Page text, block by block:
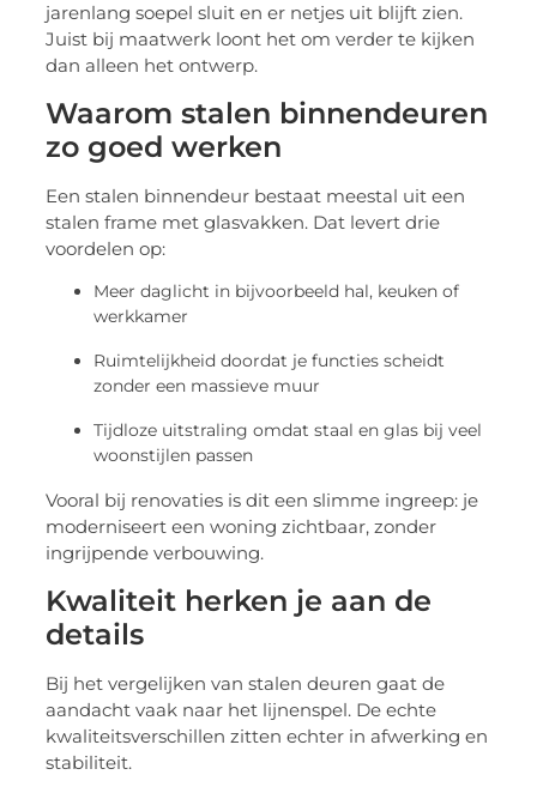
jarenlang soepel sluit en er netjes uit blijft zien.
Juist bij maatwerk loont het om verder te kijken
dan alleen het ontwerp.
Waarom stalen binnendeuren
zo goed werken
Een stalen binnendeur bestaat meestal uit een
stalen frame met glasvakken. Dat levert drie
voordelen op:
Meer daglicht in bijvoorbeeld hal, keuken of
werkkamer
Ruimtelijkheid doordat je functies scheidt
zonder een massieve muur
Tijdloze uitstraling omdat staal en glas bij veel
woonstijlen passen
Vooral bij renovaties is dit een slimme ingreep: je
moderniseert een woning zichtbaar, zonder
ingrijpende verbouwing.
Kwaliteit herken je aan de
details
Bij het vergelijken van stalen deuren gaat de
aandacht vaak naar het lijnenspel. De echte
kwaliteitsverschillen zitten echter in afwerking en
stabiliteit.